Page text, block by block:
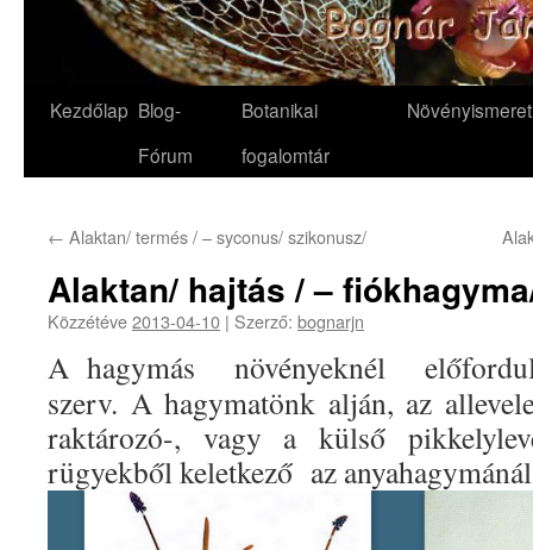
Kezdőlap Blog-
Fórum
Botanikai
fogalomtár
Növényismeret
← Alaktan/ termés / – syconus/ szikonusz/
Alaktan/ hajtás / –
Közzétéve2013-04-10 | Szerző: bognarjn
A hagymás növényeknél
szerv. A hagymatönk alján, az
raktározó-, vagy a külső
rügyekből keletkező az